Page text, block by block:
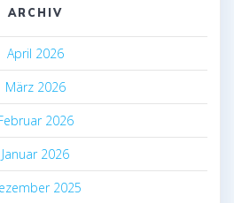
ARCHIV
April 2026
März 2026
2026
Januar 2026
2025